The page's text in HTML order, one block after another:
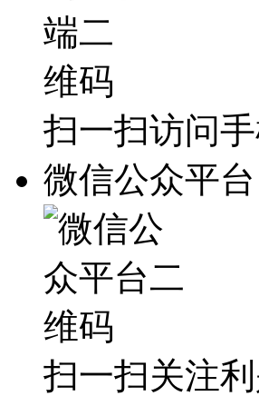
扫一扫访问
微信公众平台
扫一扫关注